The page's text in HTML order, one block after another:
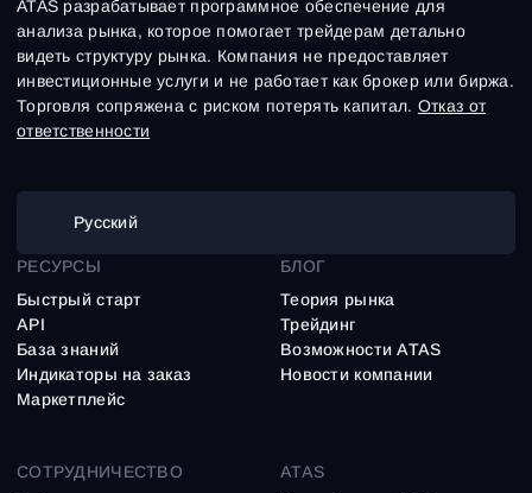
ATAS разрабатывает программное обеспечение для
анализа рынка, которое помогает трейдерам детально
видеть структуру рынка. Компания не предоставляет
инвестиционные услуги и не работает как брокер или биржа.
Торговля сопряжена с риском потерять капитал. Отказ от
ответственности
Русский
РЕСУРСЫ
Быстрый старт
API
База знаний
Индикаторы на заказ
Маркетплейс
БЛОГ
Теория рынка
Трейдинг
Возможности ATAS
Новости компании
СОТРУДНИЧЕСТВО
ATAS